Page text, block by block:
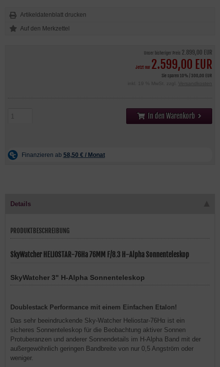
Unser bisheriger Preis 2.899,00 EUR
Jetzt nur 2.599,00 EUR
Sie sparen 10% / 300,00 EUR
inkl. 19 % MwSt. zzgl.
Versandkosten
In den Warenkorb
Artikeldatenblatt drucken
Details
PRODUKTBESCHREIBUNG
SkyWatcher HELIOSTAR-76Ha 76MM F/8.3 H-Alpha Sonnenteleskop
SkyWatcher 3" H-Alpha Sonnenteleskop
Doublestack Performance mit einem Einfachen Etalon!
Das sehr beeindruckende Sky-Watcher Heliostar-76Hα ist ein
sicheres Sonnenteleskop für die Beobachtung aktiver Sonnen
Protuberanzen und anderer Sonnendetails im H-Alpha Band mit der
außergewöhnlich geringen Bandbreite von nur 0,5 Angström oder
weniger.